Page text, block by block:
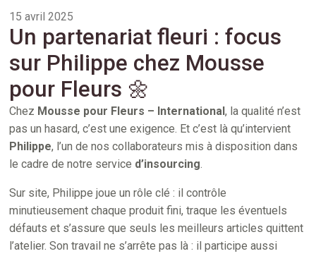
15 avril 2025
Un partenariat fleuri : focus
sur Philippe chez Mousse
pour Fleurs 🌼
Chez Mousse pour Fleurs – International, la qualité n’est
pas un hasard, c’est une exigence. Et c’est là qu’intervient
Philippe, l’un de nos collaborateurs mis à disposition dans
le cadre de notre service d’insourcing.
Sur site, Philippe joue un rôle clé : il contrôle
minutieusement chaque produit fini, traque les éventuels
défauts et s’assure que seuls les meilleurs articles quittent
l’atelier. Son travail ne s’arrête pas là : il participe aussi